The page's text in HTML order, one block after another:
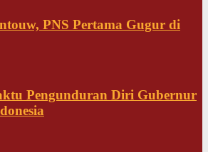
PNS Pertama Gugur di
Pengunduran Diri Gubernur